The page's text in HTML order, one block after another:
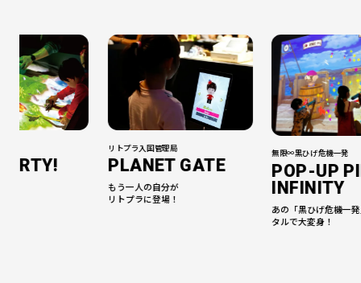
リトプラ入国管理局
PLANET GATE
もう一人の自分が
リトプラに登場！
無限∞黒ひげ危機一発
POP-UP
INFINITY
あの「黒ひげ危機一
タルで大変身！